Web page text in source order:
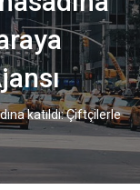
katıldı: Çiftçilerle